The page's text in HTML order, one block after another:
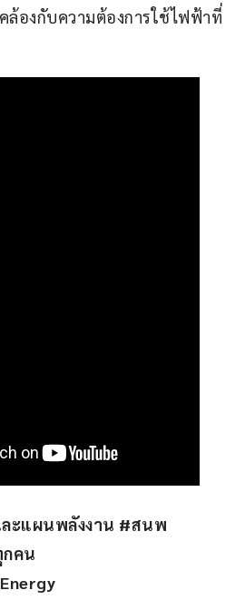
องกับความต้องการใช้ไฟฟ้าที่
ะแผนพลังงาน #สนพ
กคน